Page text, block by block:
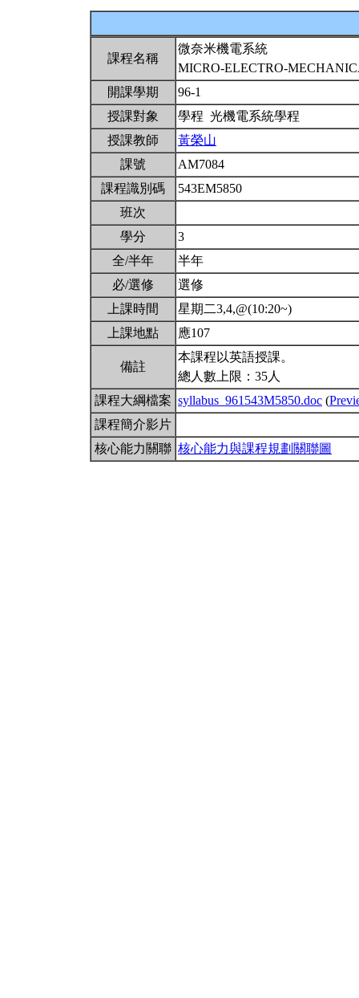
課程名稱
微奈米機電系統
MICRO-ELECTRO-
開課學期
96-1
授課對象
學程 光機電系統學程
授課教師
黃榮山
課號
AM7084
課程識別碼
543EM5850
班次
學分
3
全/半年
半年
必/選修
選修
上課時間
星期二3,4,@(10:20~)
上課地點
應107
備註
本課程以英語授課。
總人數上限：35人
課程大綱檔案 syllabus_961543M5850.doc (
課程簡介影片
核心能力關聯 核心能力與課程規劃關聯圖